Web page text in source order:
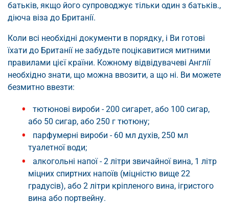
батьків, якщо його супроводжує тільки один з батьків.,
діюча віза до Британії.
Коли всі необхідні документи в порядку, і Ви готові
їхати до Британії не забудьте поцікавитися митними
правилами цієї країни. Кожному відвідувачеві Англії
необхідно знати, що можна ввозити, а що ні. Ви можете
безмитно ввезти:
тютюнові вироби - 200 сигарет, або 100 сигар,
або 50 сигар, або 250 г тютюну;
парфумерні вироби - 60 мл духів, 250 мл
туалетної води;
алкогольні напої - 2 літри звичайної вина, 1 літр
міцних спиртних напоїв (міцністю вище 22
градусів), або 2 літри кріпленого вина, ігристого
вина або портвейну.